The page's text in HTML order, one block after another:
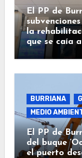
El PP de
la
que se caía
BURRIANA
MEDIO
El PP de
del buque
el puerto